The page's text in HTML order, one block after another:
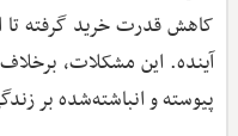
کاهش قدرت خرید گرفته تا
آینده. این مشکلات،
پیوسته و انباشته‌شده بر